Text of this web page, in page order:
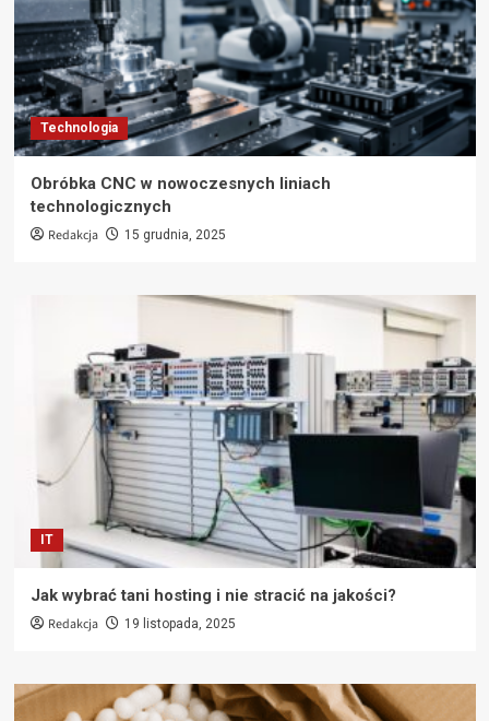
Technologia
Obróbka CNC w nowoczesnych liniach
technologicznych
Redakcja 15 grudnia, 2025
IT
Jak wybrać tani hosting i nie stracić na jakości?
Redakcja 19 listopada, 2025